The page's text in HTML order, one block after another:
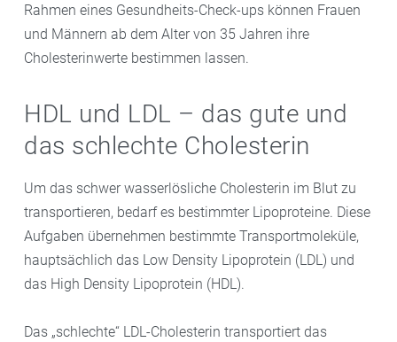
Rahmen eines Gesundheits-Check-ups können Frauen
und Männern ab dem Alter von 35 Jahren ihre
Cholesterinwerte bestimmen lassen.
HDL und LDL – das gute und
das schlechte Cholesterin
Um das schwer wasserlösliche Cholesterin im Blut zu
transportieren, bedarf es bestimmter Lipoproteine. Diese
Aufgaben übernehmen bestimmte Transportmoleküle,
hauptsächlich das Low Density Lipoprotein (LDL) und
das High Density Lipoprotein (HDL).
Das „schlechte“ LDL-Cholesterin transportiert das